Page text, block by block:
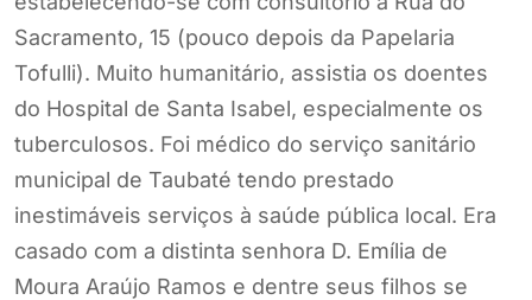
Sacramento, 15 (pouco depois da Papelaria
Tofulli). Muito humanitário, assistia os doentes
do Hospital de Santa Isabel, especialmente os
tuberculosos. Foi médico do serviço sanitário
municipal de Taubaté tendo prestado
inestimáveis serviços à saúde pública local. Era
casado com a distinta senhora D. Emília de
Moura Araújo Ramos e dentre seus filhos se